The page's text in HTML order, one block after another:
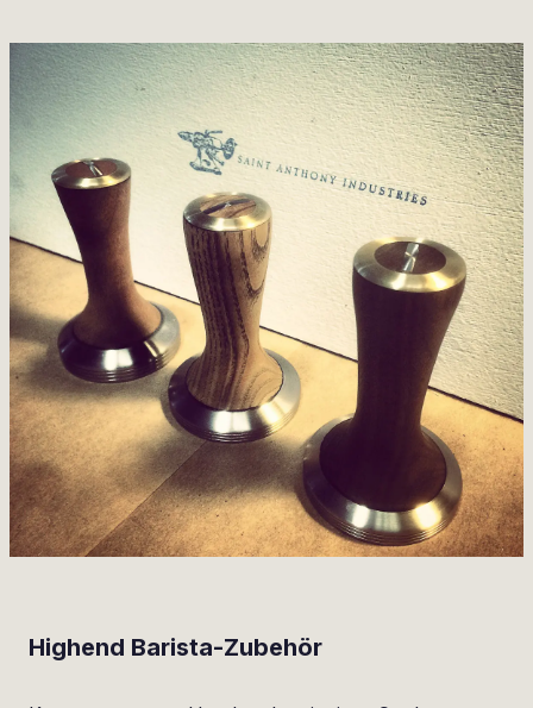
Highend Barista-Zubehör